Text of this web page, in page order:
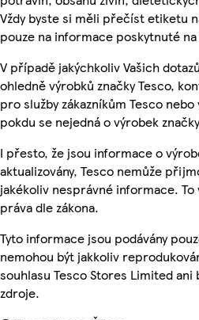
Vždy byste si měli přečíst etiketu
pouze na informace poskytnuté
V případě jakýchkoliv Vašich
ohledně výrobků značky Tesco,
pro služby zákazníkům Tesco
pokdu se nejedná o výrobek
I přesto, že jsou informace o
aktualizovány, Tesco nemůže
jakékoliv nesprávné informace. To
práva dle zákona.
Tyto informace jsou podávány
nemohou být jakkoliv
souhlasu Tesco Stores Limited ani
zdroje.